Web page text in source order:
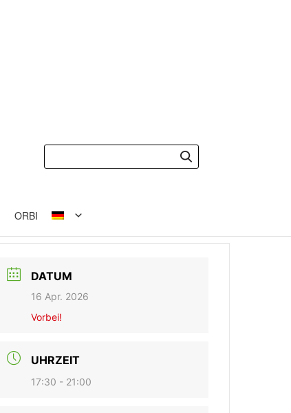
ORBI
DATUM
16 Apr. 2026
Vorbei!
UHRZEIT
17:30 - 21:00